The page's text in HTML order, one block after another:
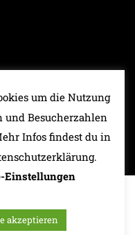
HAFTUNGSAUSSCHLUSS
um die Nutzung
und Besucherzahlen
Infos findest du in
Einstellungen
akzeptieren